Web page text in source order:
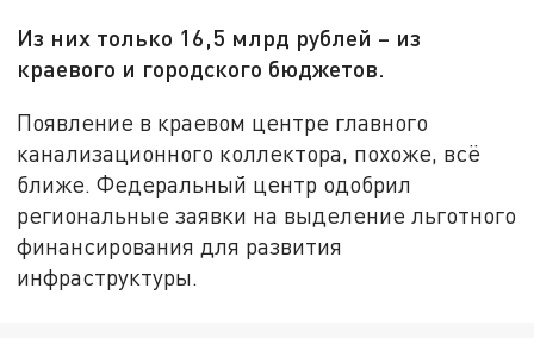
Из них только 16,5 млрд рублей – из
краевого и городского бюджетов.
Появление в краевом центре главного
канализационного коллектора, похоже, всё
ближе. Федеральный центр одобрил
региональные заявки на выделение льготного
финансирования для развития
инфраструктуры.